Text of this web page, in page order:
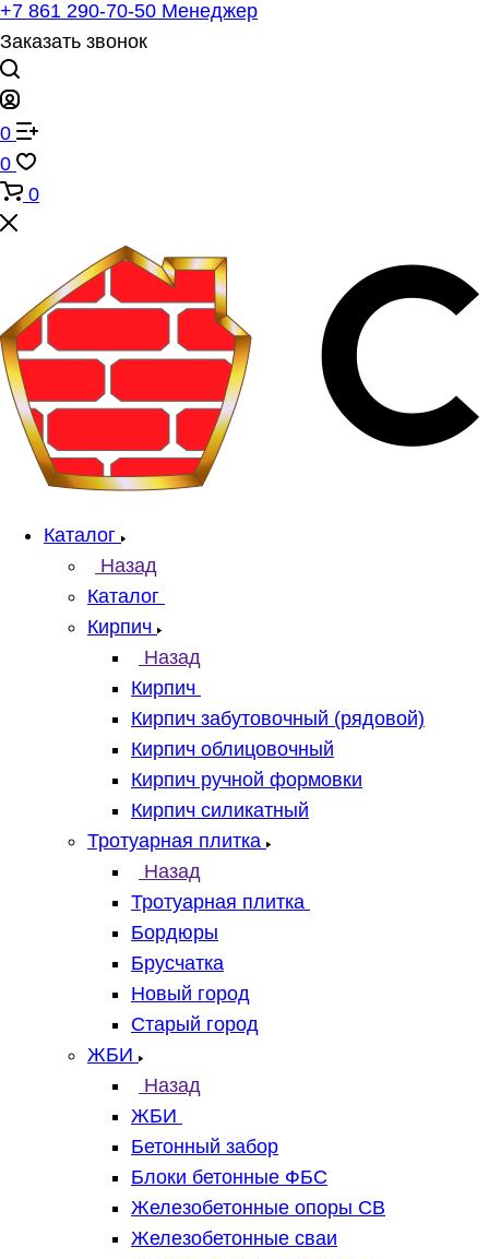
+7 861 290-70-50 Менеджер
Заказать звонок
0
0
0
Каталог
Назад
Каталог
Кирпич
Назад
Кирпич
Кирпич забутовочный (рядовой)
Кирпич облицовочный
Кирпич ручной формовки
Кирпич силикатный
Тротуарная плитка
Назад
Тротуарная плитка
Бордюры
Брусчатка
Новый город
Старый город
ЖБИ
Назад
ЖБИ
Бетонный забор
Блоки бетонные ФБС
Железобетонные опоры СВ
Железобетонные сваи